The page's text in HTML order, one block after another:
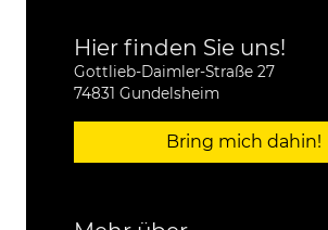
Hier finden Sie uns!
Gottlieb-Daimler-Straße 27
74831 Gundelsheim
Bring mich dahin!